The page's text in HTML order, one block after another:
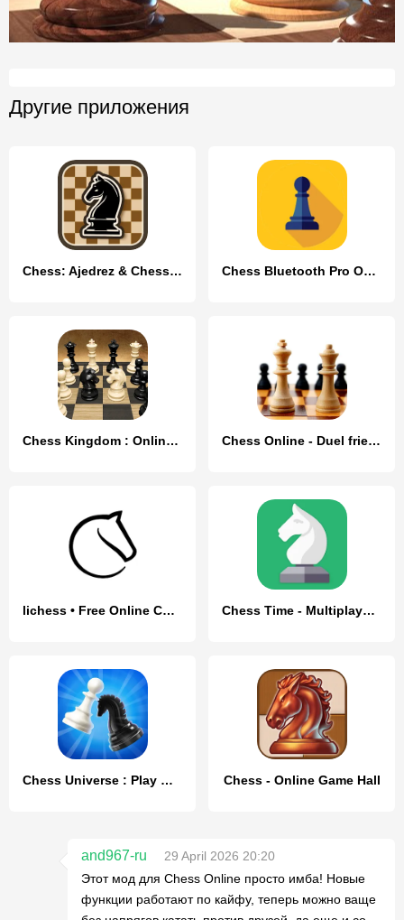
Другие приложения
Chess: Ajedrez & Chess online Chess Bluetooth Pro Online
Chess Kingdom : Online Chess Chess Online - Duel friends!
lichess • Free Online Chess Chess Time - Multiplayer Chess
Chess Universe : Play Online Chess - Online Game Hall
and967-ru
29 April 2026 20:20
Этот мод для Chess Online просто имба! Новые
функции работают по кайфу, теперь можно ваще